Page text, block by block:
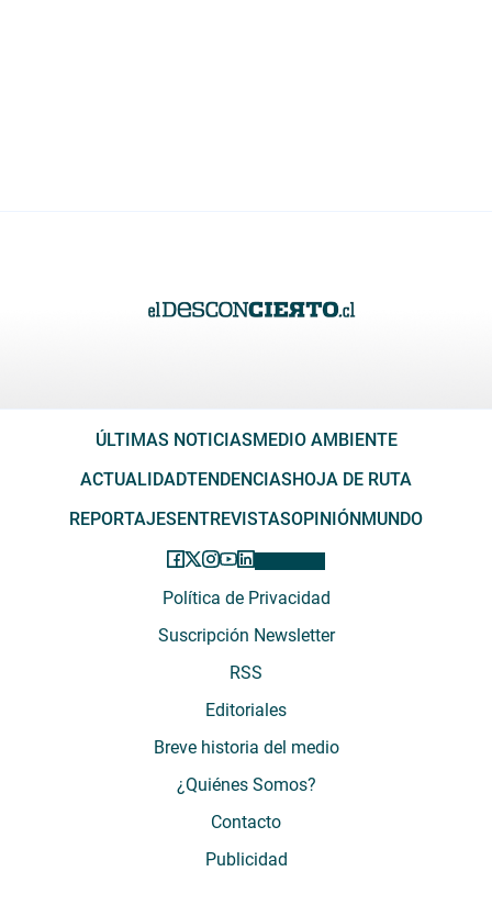
ÚLTIMAS NOTICIAS MEDIO AMBIENTE
ACTUALIDADTENDENCIAS HOJA DE RUTA
REPORTAJES ENTREVISTASOPINIÓN MUNDO
Política de Privacidad
Suscripción Newsletter
RSS
Editoriales
Breve historia del medio
¿Quiénes Somos?
Contacto
Publicidad